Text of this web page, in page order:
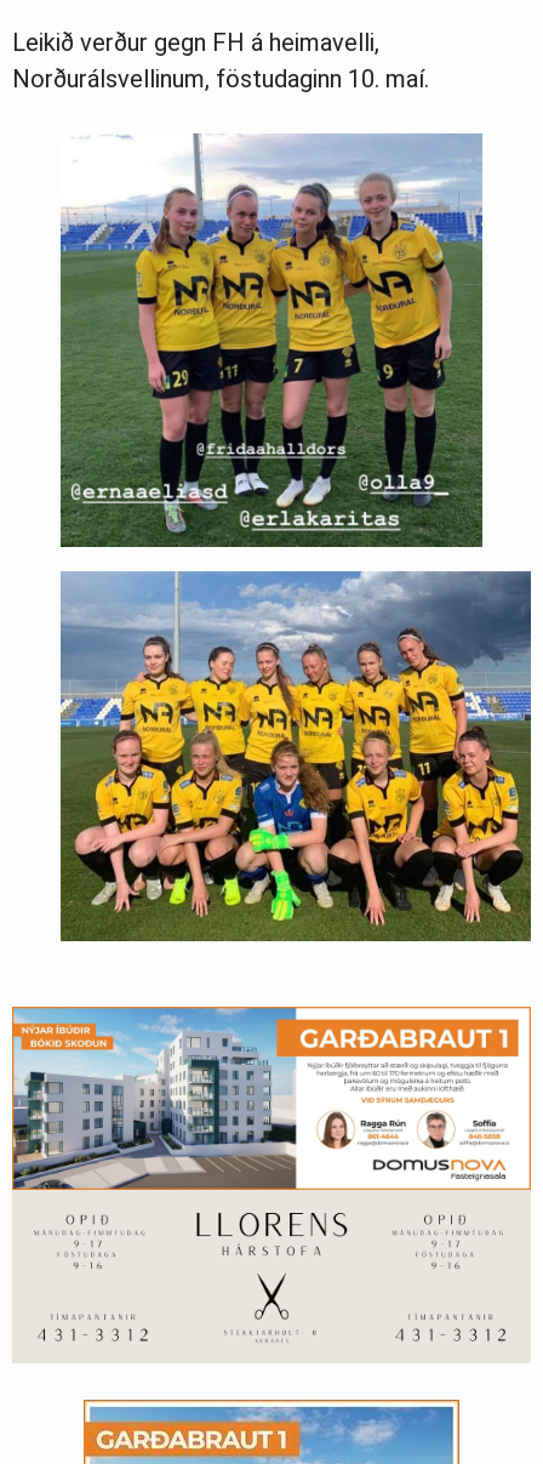
Leikið verður gegn FH á heimavelli,
Norðurálsvellinum, föstudaginn 10. maí.